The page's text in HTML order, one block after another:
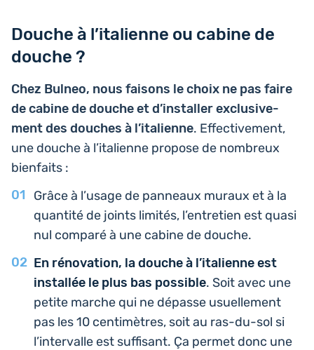
Douche à l’italienne ou cabine de
douche ?
Chez Bulneo, nous faisons le choix ne pas faire
de cabine de douche et d’ins­tal­ler exclu­si­ve­
ment des douches à l’i­ta­lienne. Effec­ti­ve­ment,
une douche à l’i­ta­lienne propose de nom­breux
bienfaits :
Grâce à l’usage de pan­neaux muraux et à la
quan­ti­té de joints limités, l’entre­tien est quasi
nul comparé à une cabine de douche.
En réno­va­tion, la douche à l’i­ta­lienne est
ins­tal­lée le plus bas pos­sible. Soit avec une
petite marche qui ne dépasse usuel­le­ment
pas les 10 cen­ti­mètres, soit au ras-du-sol si
l’in­ter­valle est suf­fi­sant. Ça permet donc une